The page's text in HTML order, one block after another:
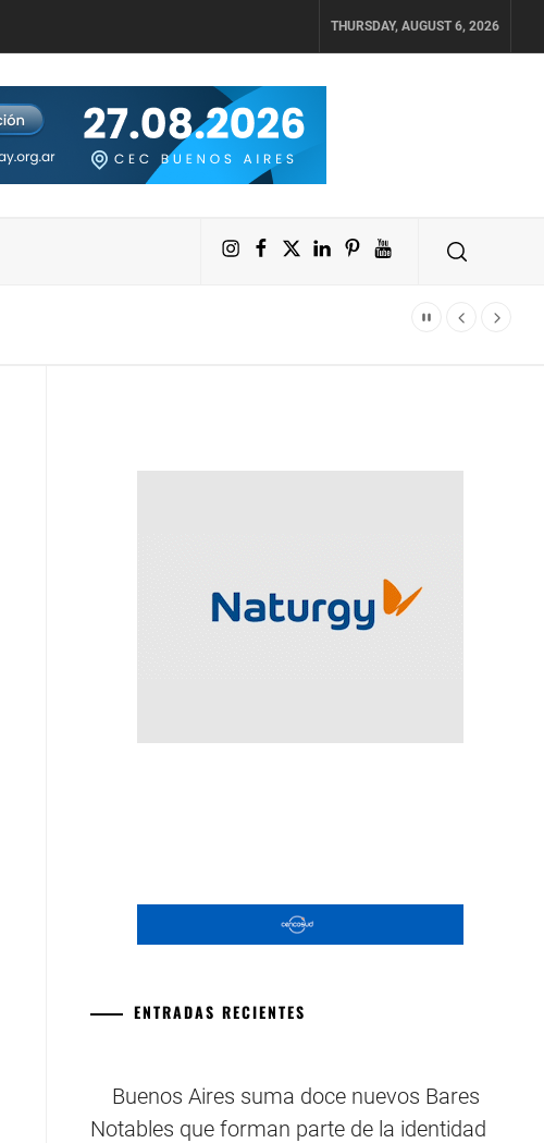
THURSDAY, AUGUST 6, 2026
Instagram
Facebook
X LinkedIn
PinterestYouTube
ENTRADAS RECIENTES
Buenos Aires suma doce nuevos Bares
Notables que forman parte de la identidad